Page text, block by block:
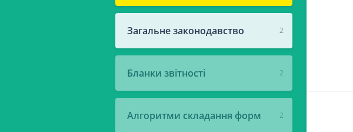
2
Загальне законодавство
2
Бланки звітності
2
Алгоритми складання форм